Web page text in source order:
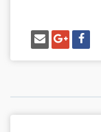
شارك
على
فيسبوك
شارك
على
غوغل
بلس
إرسل
إيميل